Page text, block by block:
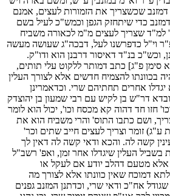
שכשצריך את הזמורות לעצים, אמנם
כדי שיתחזק הגפן וכמש"כ לעיל בשם
למ"ד שצריך לעצים מ"מ לכאורה משביח
וי"ל כדפרשנו לעל, דבכה"ג שעושה מעשה
וכש"כ בנ"ד דאיסור דרבנן הוא ודו"ק.
פ"ג] כתב דמותר ללקוט עלי תותים,
בכוונתו להצמיח חדשים אלא לצורך העלין
אחרים תחתיהם שרי. וכדאמרינן
דר"ש בן לקיש עם רבי שמעון בן יהוצדק
וכו' חזו חד דהוה קא מכסח וכו', יכול הוא לומר
ושם כתבו התוס' והרי משביח הוא את
ע"ג) זומר וצריך לעצים חייב שתים וכר'
קשה לה. והכא ודאי קשה לה דאין לך
בשביל העלין שיגדלו אחר זמן, ואפ' רשב"ל
אלא מטעם דהלב יודע אם לעקל או
דמוכח שאין כוונתו אלא לצורך מה
אח"כ ודאי שרי, וכדתנן המזנב גפנים